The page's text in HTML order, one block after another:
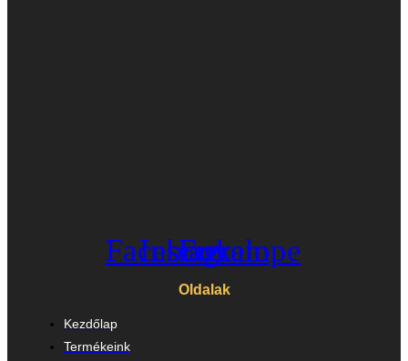
Facebook
Instagram
Envelope
Oldalak
Kezdőlap
Termékeink